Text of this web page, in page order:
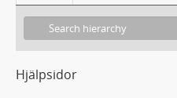
Hjälpsidor